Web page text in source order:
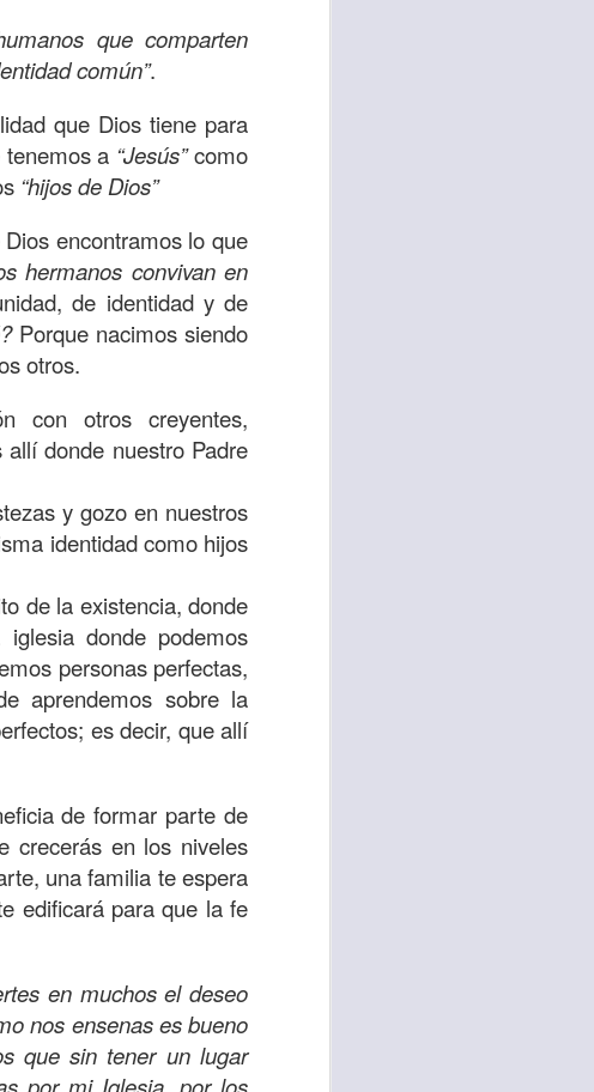
que comparten
común”.
que Dios tiene para
a “Jesús”como
“hijos de Dios”
encontramos lo que
hermanos convivan en
de identidad y de
Porque nacimos siendo
otros.
con otros creyentes,
donde nuestro Padre
y gozo en nuestros
identidad como hijos
de la existencia, donde
donde podemos
personas perfectas,
aprendemos sobre la
es decir, que allí
de formar parte de
crecerás en los niveles
una familia te espera
edificará para que la fe
en muchos el deseo
nos ensenas es bueno
que sin tener un lugar
quién es el prójimo,
la vida eterna era
a ti mismo”. (Lucas
La verdad es que esta
corazón en este
personas que están
está pasando por
capítulo 10, versos
de un hombre que
deberían ser los más
pasaron de largo;
y la compasión fue el
la misericordia y la
tenemos, no de lo que
por amor y no por
para servir y dar al
ellos están muy cerca
solo para mis propios